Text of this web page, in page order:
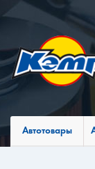
Автотовары